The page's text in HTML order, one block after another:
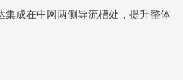
集成在中网两侧导流槽处，提升整体